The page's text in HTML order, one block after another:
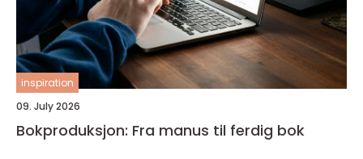
inspiration
09. July 2026
Bokproduksjon: Fra manus til ferdig bok